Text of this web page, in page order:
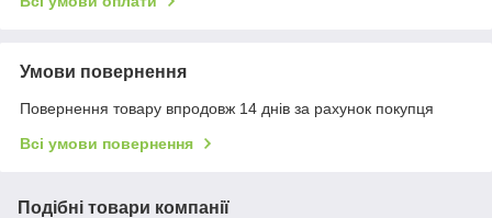
Умови повернення
Повернення товару впродовж 14 днів за рахунок покупця
Всі умови повернення
Подібні товари компанії